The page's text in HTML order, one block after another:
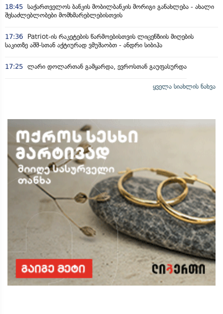
18:45 საქართველოს ბანკის მობილბანკის მორიგი განახლება - ახალი
შესაძლებლობები მომხმარებლებისთვის
17:36
Patriot-ის რაკეტების წარმოებისთვის ლიცენზიის მიღების
საკითზე აშშ-სთან აქტიურად ვმუშაობთ - ანდრი სიბიჰა
17:25 ლარი დოლართან გამყარდა, ევროსთან გაუფასურდა
ყველა სიახლის ნახვა